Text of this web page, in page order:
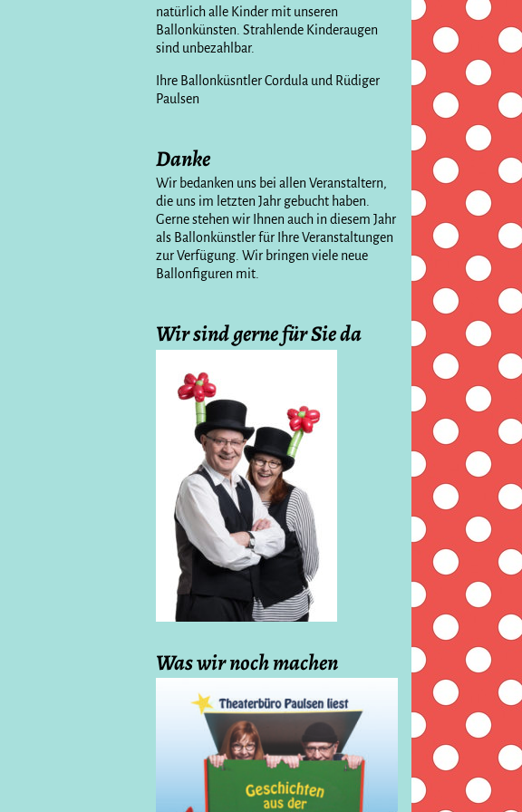
natürlich alle Kinder mit unseren
Ballonkünsten. Strahlende Kinderaugen
sind unbezahlbar.
Ihre Ballonküsntler Cordula und Rüdiger
Paulsen
Danke
Wir bedanken uns bei allen Veranstaltern,
die uns im letzten Jahr gebucht haben.
Gerne stehen wir Ihnen auch in diesem Jahr
als Ballonkünstler für Ihre Veranstaltungen
zur Verfügung. Wir bringen viele neue
Ballonfiguren mit.
Wir sind gerne für Sie da
Was wir noch machen